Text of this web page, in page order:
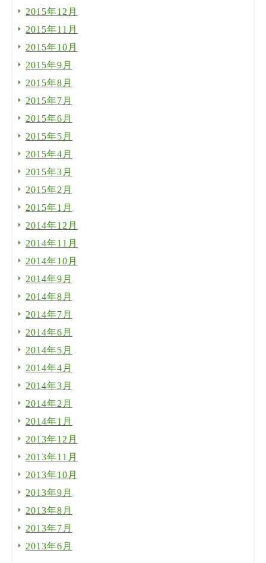
2015年12月
2015年11月
2015年10月
2015年9月
2015年8月
2015年7月
2015年6月
2015年5月
2015年4月
2015年3月
2015年2月
2015年1月
2014年12月
2014年11月
2014年10月
2014年9月
2014年8月
2014年7月
2014年6月
2014年5月
2014年4月
2014年3月
2014年2月
2014年1月
2013年12月
2013年11月
2013年10月
2013年9月
2013年8月
2013年7月
2013年6月